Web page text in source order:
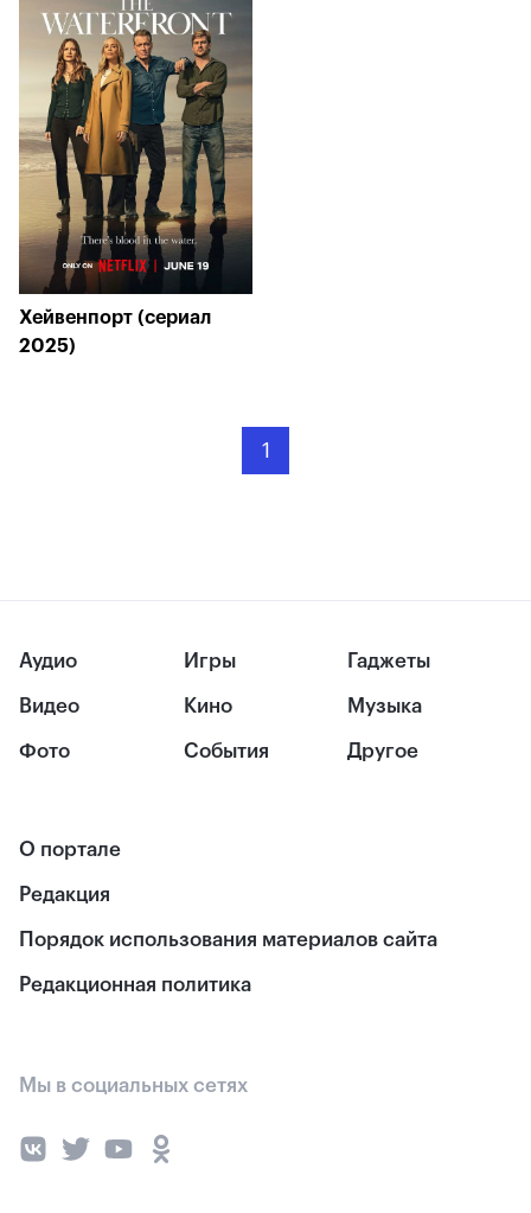
Хейвенпорт (сериал
2025)
1
Аудио
Видео
Фото
Игры
Кино
События
Гаджеты
Музыка
Другое
О портале
Редакция
Порядок использования материалов сайта
Редакционная политика
Мы в социальных сетях